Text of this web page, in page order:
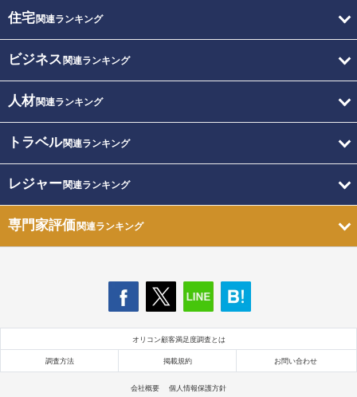
住宅関連ランキング
ビジネス 関連ランキング
人材関連ランキング
トラベル関連ランキング
レジャー関連ランキング
専門家評価関連ランキング
オリコン顧客満足度調査とは
調査方法 掲載規約 お問い合わせ
会社概要 個人情報保護方針